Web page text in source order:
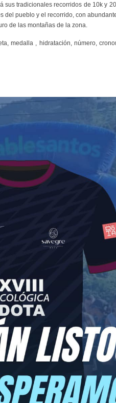
tradicionales recorridos de 10k y
del pueblo y el recorrido, con
de las montañas de la zona.
medalla , hidratación, número,